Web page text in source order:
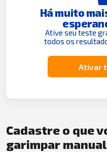
Há muito
Ative seu teste
todos os
Ativar
Cadastre o que
garimpar